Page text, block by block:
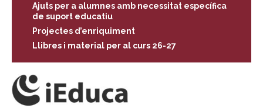
Ajuts per a alumnes amb necessitat específica
de suport educatiu
Projectes d’enriquiment
Llibres i material per al curs 26-27